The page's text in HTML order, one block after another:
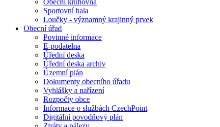
Obecní knihovna
Sportovní hala
Loučky - významný krajinný prvek
Obecní úřad
Povinné informace
E-podatelna
Úřední deska
Úřední deska archiv
Územní plán
Dokumenty obecního úřadu
Vyhlášky a nařízení
Rozpočty obce
Informace o službách CzechPoint
Digitální povodňový plán